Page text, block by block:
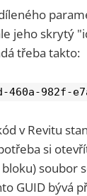
jeho skrytý
třeba takto:
460a-982f-
v Revitu
si
soubor
GUID bývá